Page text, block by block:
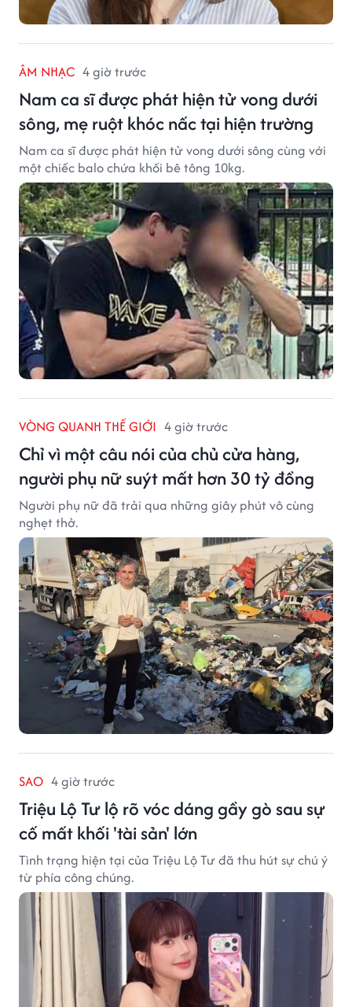
ÂM NHẠC 4 giờ trước
Nam ca sĩ được phát hiện tử vong dưới
sông, mẹ ruột khóc nấc tại hiện trường
Nam ca sĩ được phát hiện tử vong dưới sông cùng với
một chiếc balo chứa khối bê tông 10kg.
VÒNG QUANH THẾ GIỚI 4 giờ trước
Chỉ vì một câu nói của chủ cửa hàng,
người phụ nữ suýt mất hơn 30 tỷ đồng
Người phụ nữ đã trải qua những giây phút vô cùng
nghẹt thở.
SAO 4 giờ trước
Triệu Lộ Tư lộ rõ vóc dáng gầy gò sau sự
cố mất khối 'tài sản' lớn
Tình trạng hiện tại của Triệu Lộ Tư đã thu hút sự chú ý
từ phía công chúng.